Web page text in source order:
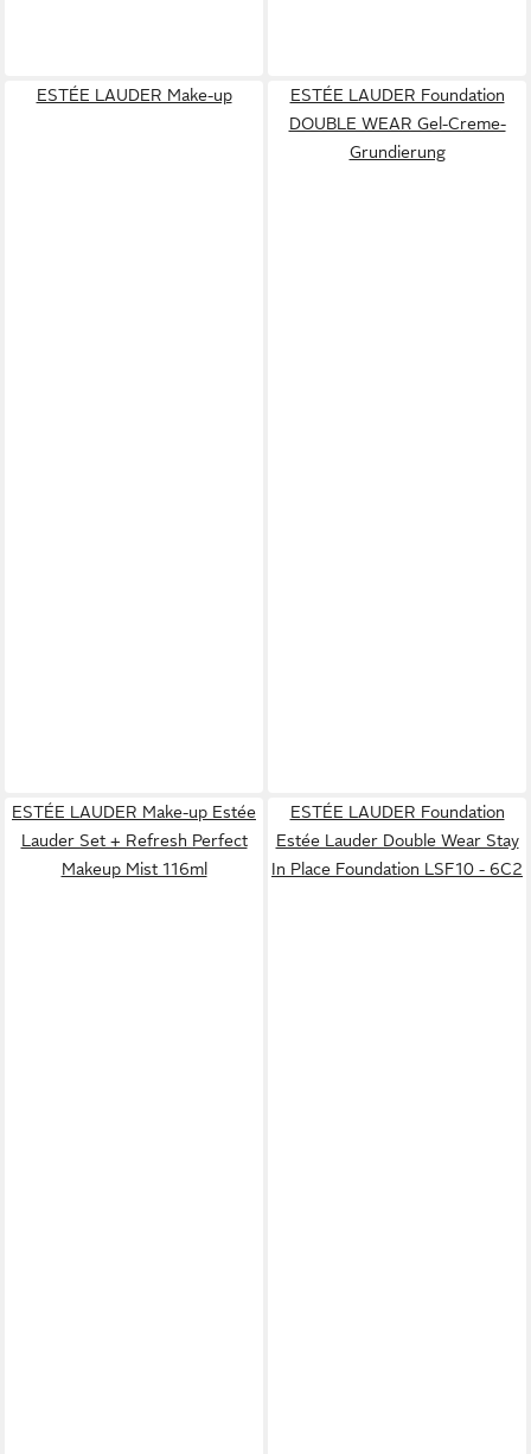
ESTÉE LAUDER Make-up
ESTÉE LAUDER Foundation
DOUBLE WEAR Gel-Creme-
Grundierung
ESTÉE LAUDER Make-up Estée
Lauder Set + Refresh Perfect
Makeup Mist 116ml
ESTÉE LAUDER Foundation
Estée Lauder Double Wear Stay
In Place Foundation LSF10 - 6C2